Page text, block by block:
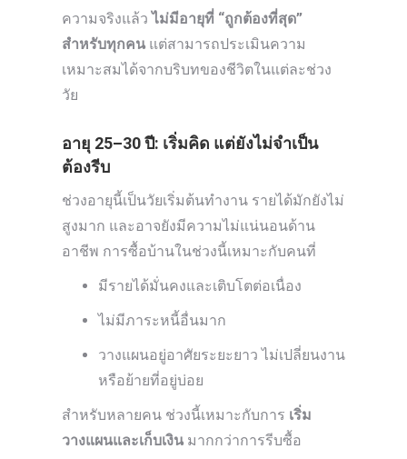
ความจริงแล้วไม่มีอายุที่ “ถูกต้องที่สุด”
สำหรับทุกคน แต่สามารถประเมินความ
เหมาะสมได้จากบริบทของชีวิตในแต่ละช่วง
วัย
อายุ 25–30 ปี: เริ่มคิด แต่ยังไม่จำเป็น
ต้องรีบ
ช่วงอายุนี้เป็นวัยเริ่มต้นทำงาน รายได้มักยังไม่
สูงมาก และอาจยังมีความไม่แน่นอนด้าน
อาชีพ การซื้อบ้านในช่วงนี้เหมาะกับคนที่
มีรายได้มั่นคงและเติบโตต่อเนื่อง
ไม่มีภาระหนี้อื่นมาก
วางแผนอยู่อาศัยระยะยาว ไม่เปลี่ยนงาน
หรือย้ายที่อยู่บ่อย
สำหรับหลายคน ช่วงนี้เหมาะกับการ เริ่ม
วางแผนและเก็บเงิน มากกว่าการรีบซื้อ